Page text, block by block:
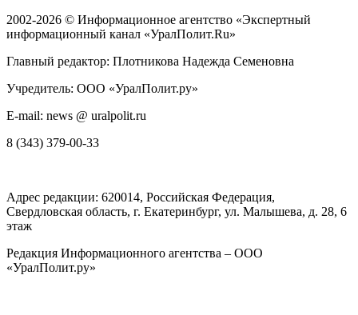
2002-2026 © Информационное агентство «Экспертный
информационный канал «УралПолит.Ru»
Главный редактор: Плотникова Надежда Семеновна
Учредитель: ООО «УралПолит.ру»
E-mail: news @ uralpolit.ru
8 (343) 379-00-33
Адрес редакции: 620014, Российская Федерация,
Свердловская область, г. Екатеринбург, ул. Малышева, д. 28, 6
этаж
Редакция Информационного агентства – ООО
«УралПолит.ру»